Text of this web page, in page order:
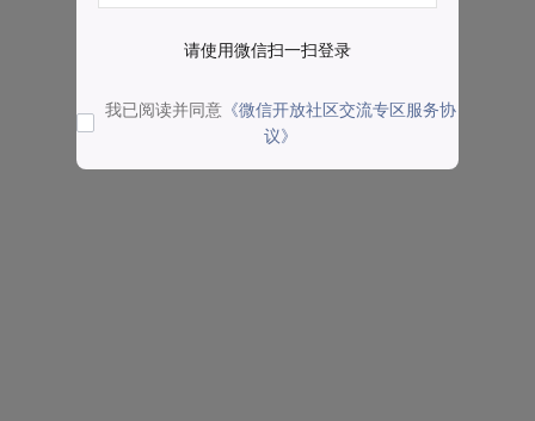
请使用微信扫一扫登录
我已阅读并同意 《微信开放社区交流专区服务协
议》